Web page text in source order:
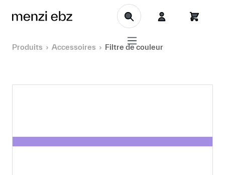
Aller au contenu principal
Produits Accessoires Filtre de couleur